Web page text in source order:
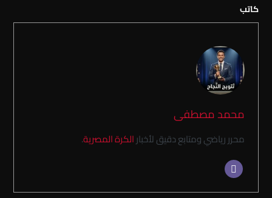
كاتب
محمد مصطفى
محرر رياضي ومتابع دقيق لأخبارالكرة المصرية.